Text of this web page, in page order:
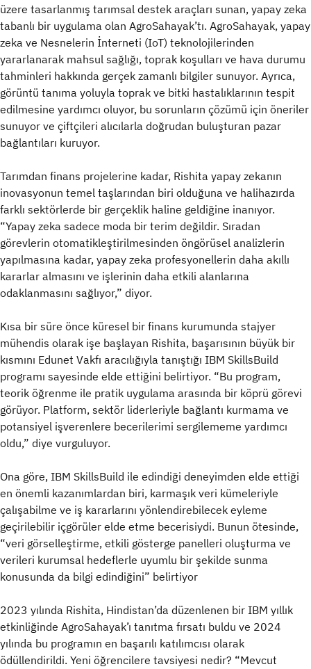
üzere tasarlanmış tarımsal destek araçları sunan, yapay zeka
tabanlı bir uygulama olan AgroSahayak’tı. AgroSahayak, yapay
zeka ve Nesnelerin İnterneti (IoT) teknolojilerinden
yararlanarak mahsul sağlığı, toprak koşulları ve hava durumu
tahminleri hakkında gerçek zamanlı bilgiler sunuyor. Ayrıca,
görüntü tanıma yoluyla toprak ve bitki hastalıklarının tespit
edilmesine yardımcı oluyor, bu sorunların çözümü için öneriler
sunuyor ve çiftçileri alıcılarla doğrudan buluşturan pazar
bağlantıları kuruyor.
Tarımdan finans projelerine kadar, Rishita yapay zekanın
inovasyonun temel taşlarından biri olduğuna ve halihazırda
farklı sektörlerde bir gerçeklik haline geldiğine inanıyor.
“Yapay zeka sadece moda bir terim değildir. Sıradan
görevlerin otomatikleştirilmesinden öngörüsel analizlerin
yapılmasına kadar, yapay zeka profesyonellerin daha akıllı
kararlar almasını ve işlerinin daha etkili alanlarına
odaklanmasını sağlıyor,” diyor.
Kısa bir süre önce küresel bir finans kurumunda stajyer
mühendis olarak işe başlayan Rishita, başarısının büyük bir
kısmını Edunet Vakfı aracılığıyla tanıştığı IBM SkillsBuild
programı sayesinde elde ettiğini belirtiyor. “Bu program,
teorik öğrenme ile pratik uygulama arasında bir köprü görevi
görüyor. Platform, sektör liderleriyle bağlantı kurmama ve
potansiyel işverenlere becerilerimi sergilememe yardımcı
oldu,” diye vurguluyor.
Ona göre, IBM SkillsBuild ile edindiği deneyimden elde ettiği
en önemli kazanımlardan biri, karmaşık veri kümeleriyle
çalışabilme ve iş kararlarını yönlendirebilecek eyleme
geçirilebilir içgörüler elde etme becerisiydi. Bunun ötesinde,
“veri görselleştirme, etkili gösterge panelleri oluşturma ve
verileri kurumsal hedeflerle uyumlu bir şekilde sunma
konusunda da bilgi edindiğini” belirtiyor
2023 yılında Rishita, Hindistan’da düzenlenen bir IBM yıllık
etkinliğinde AgroSahayak’ı tanıtma fırsatı buldu ve 2024
yılında bu programın en başarılı katılımcısı olarak
ödüllendirildi. Yeni öğrencilere tavsiyesi nedir? “Mevcut